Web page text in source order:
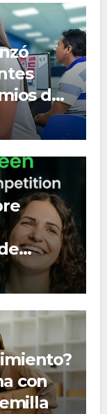
de
de 10
con